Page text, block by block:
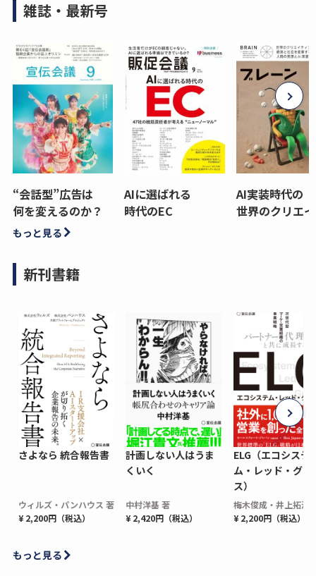
雑誌・最新号
“会話型”広告は
何を変えるのか？
AIに選ばれる
時代のEC
AI実装時代の
世界のクリエ
もっと見る
新刊書籍
さよなら 統合報告書
ウィルズ・パンハウス 著
¥ 2,200円（税込）
計画しない人はうま
くいく
中村洋基 著
¥ 2,420円（税込）
ELG（エコシステ
ム・レッド・グロ
ス）
梅木俊成・井上拓海
¥ 2,200円（税込）
もっと見る